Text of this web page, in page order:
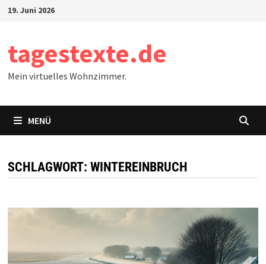
Zum19. Juni 2026
tagestexte.de
Mein virtuelles Wohnzimmer.
MENÜ
SCHLAGWORT: WINTEREINBRUCH